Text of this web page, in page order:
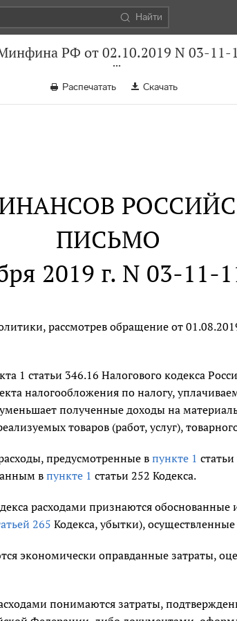
Найти
РФ от 02.10.2019 N 03-11-
Распечатать Скачать
ПИСЬМО
2019 г. N 03-11-
рассмотрев обращение от
1 статьи 346.16 Налогового кодекса
налогообложения по налогу,
полученные доходы на
товаров (работ, услуг),
предусмотренные впункте 1
в пункте 1 статьи 252 Кодекса.
расходами признаются
265 Кодекса, убытки),
экономически оправданные затраты,
понимаются затраты,